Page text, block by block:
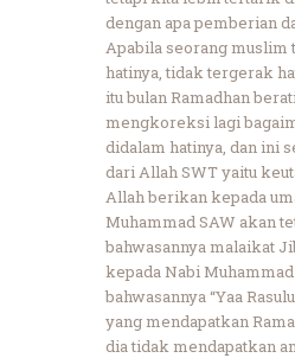
dengan apa pemberian
Apabila seorang muslim
hatinya, tidak tergerak
itu bulan Ramadhan
mengkoreksi lagi
didalam hatinya, dan ini
dari Allah SWT yaitu
Allah berikan kepada
Muhammad SAW akan
bahwasannya malaikat
kepada Nabi Muhammad
bahwasannya “Yaa
yang mendapatkan
dia tidak mendapatkan